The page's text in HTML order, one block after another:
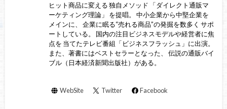
ヒット商品に変える 独自メソッド 「ダイレクト通販マ
ーケティング理論」 を提唱。 中小企業から中堅企業を
メインに、 企業に眠る“売れる商品”の発掘を数多く サポ
ートしている。 国内の注目ビジネスモデルや経営者に焦
点を 当てたテレビ番組「ビジネスフラッシュ」に出演。
また、著書にはベストセラーとなった、 伝説の通販バイ
ブル（日本経済新聞出版社）がある。
WebSite Twitter Facebook